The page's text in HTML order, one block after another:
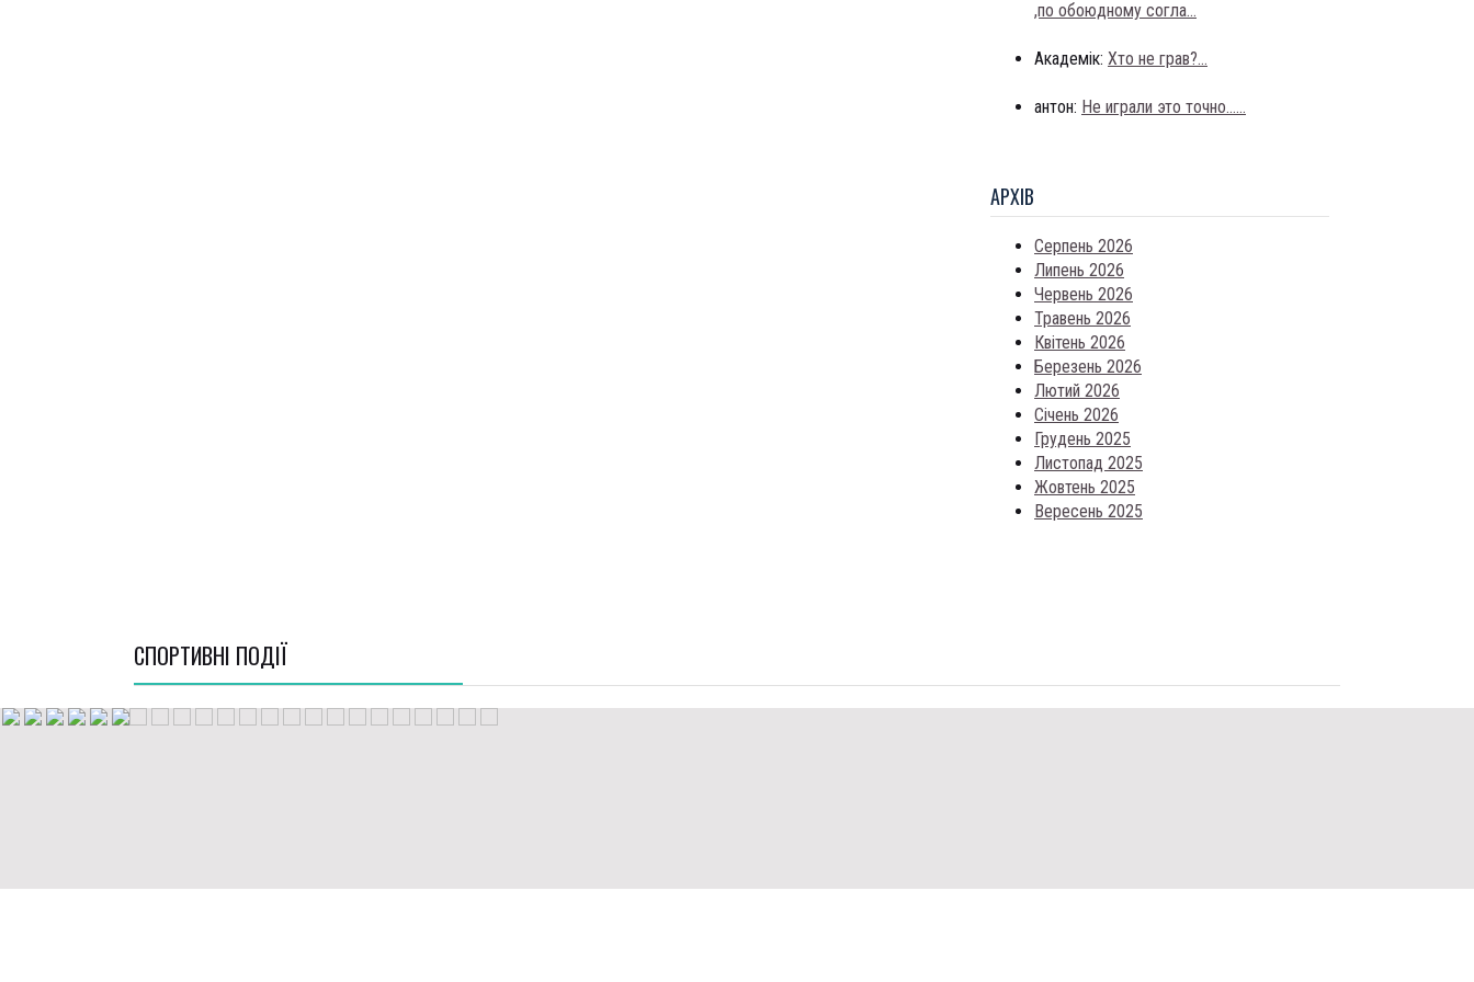
,по обоюдному согла...
Академік: Хто не грав?...
антон: Не играли это точно......
АРХIВ
Серпень 2026
Липень 2026
Червень 2026
Травень 2026
Квітень 2026
Березень 2026
Лютий 2026
Січень 2026
Грудень 2025
Листопад 2025
Жовтень 2025
Вересень 2025
СПОРТИВНI ПОДІЇ